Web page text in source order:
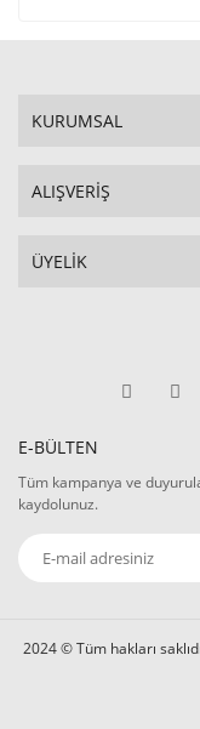
KURUMSAL
ALIŞVERİŞ
ÜYELİK
E-BÜLTEN
Tüm kampanya ve
kaydolunuz.
2024 © Tüm hakları